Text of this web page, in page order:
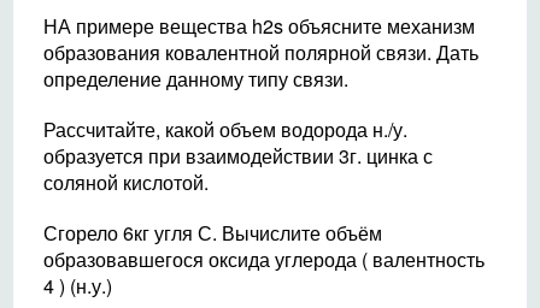
НА примере вещества h2s объясните механизм
образования ковалентной полярной связи. Дать
определение данному типу связи.
Рассчитайте, какой объем водорода н./у.
образуется при взаимодействии 3г. цинка с
соляной кислотой.
Сгорело 6кг угля С. Вычислите объём
образовавшегося оксида углерода ( валентность
4 ) (н.у.)